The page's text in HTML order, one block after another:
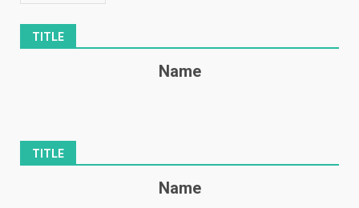
TITLE
Name
TITLE
Name